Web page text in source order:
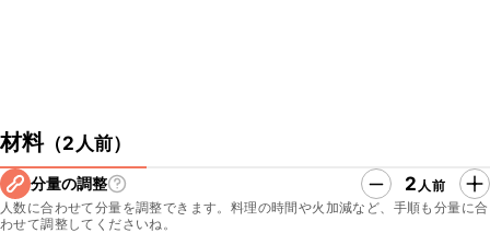
材料（2人前）
分量の調整 2 人前
人数に合わせて分量を調整できます。料理の時間や火加減など、手順も分量に合
わせて調整してくださいね。